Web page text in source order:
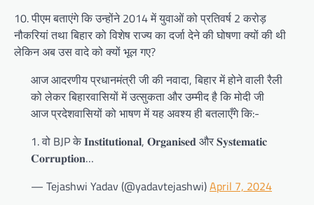
10. पीएम बताएंगे कि उन्होंने 2014 में युवाओं को प्रतिवर्ष 2 करोड़
नौकरियां तथा बिहार को विशेष राज्य का दर्जा देने की घोषणा क्यों की थी
लेकिन अब उस वादे को क्यों भूल गए?
आज आदरणीय प्रधानमंत्री जी की नवादा, बिहार में होने वाली रैली
को लेकर बिहारवासियों में उत्सुकता और उम्मीद है कि मोदी जी
आज प्रदेशवासियों को भाषण में यह अवश्य ही बतलाएँगे कि:-
1. वो BJP के 𝐈𝐧𝐬𝐭𝐢𝐭𝐮𝐭𝐢𝐨𝐧𝐚𝐥, 𝐎𝐫𝐠𝐚𝐧𝐢𝐬𝐞𝐝 और 𝐒𝐲𝐬𝐭𝐞𝐦𝐚𝐭𝐢𝐜
𝐂𝐨𝐫𝐫𝐮𝐩𝐭𝐢𝐨𝐧…
— Tejashwi Yadav (@yadavtejashwi)April 7, 2024